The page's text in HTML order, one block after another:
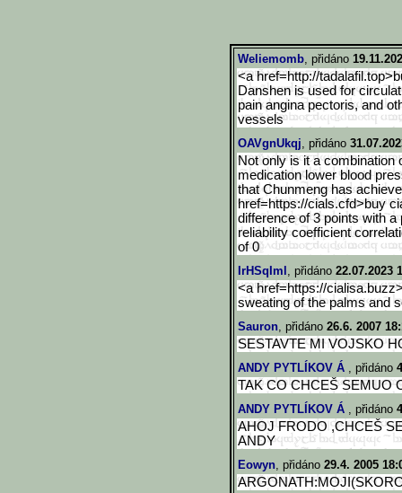
Weliemomb, přidáno
<a href=http://tadalafil.top>b
Danshen is used for
pain angina pectoris, and
vessels
OAVgnUkqj, přidáno
Not only is it a combination
medication lower blood
that Chunmeng has
href=https://cials.cfd>buy
difference of 3 points with
reliability coefficient
of 0
IrHSqIml , přidáno 22.07.2023
<a href=https://
sweating of the palms and
Sauron, přidáno 26.6. 2007
SESTAVTE MI VOJSKO
ANDY PYTLÍKOV Á , přidáno
TAK CO CHCEŠ SEMUO
ANDY PYTLÍKOV Á , přidáno
AHOJ FRODO ,CHCEŠ
ANDY
Eowyn, přidáno 29.4. 2005